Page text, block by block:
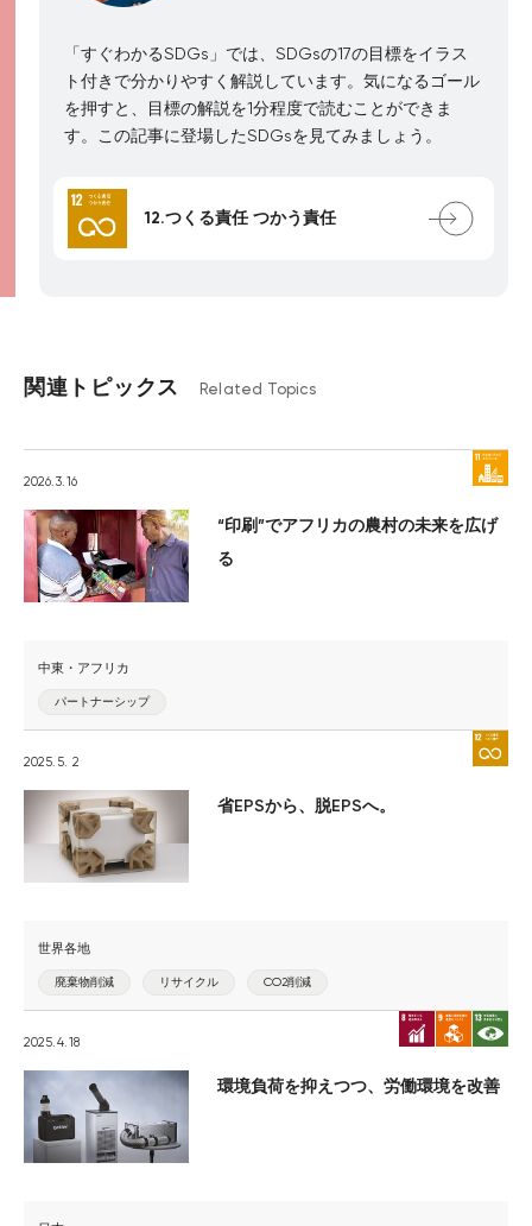
「すぐわかるSDGs」では、SDGsの17の目標をイラス
ト付きで分かりやすく解説しています。気になるゴール
を押すと、目標の解説を1分程度で読むことができま
す。この記事に登場したSDGsを見てみましょう。
12.つくる責任 つかう責任
関連トピックス Related Topics
2026.3.16
“印刷”でアフリカの農村の未来を広げ
る
中東・アフリカ
パートナーシップ
2025.5. 2
省EPSから、脱EPSへ。
世界各地
廃棄物削減 リサイクル CO2削減
2025.4.18
環境負荷を抑えつつ、労働環境を改善